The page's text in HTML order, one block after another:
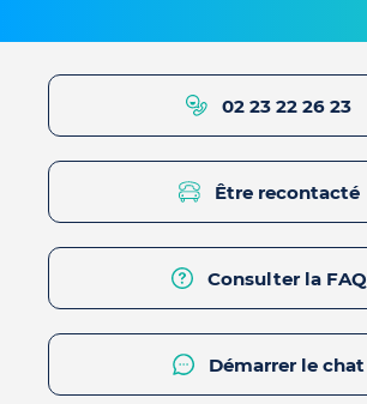
02 23 22 26 23
Être recontacté
Consulter la FAQ
Démarrer le chat